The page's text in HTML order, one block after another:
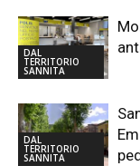
DAL
TERRITORIO
SANNITA
DAL
TERRITORIO
SANNITA